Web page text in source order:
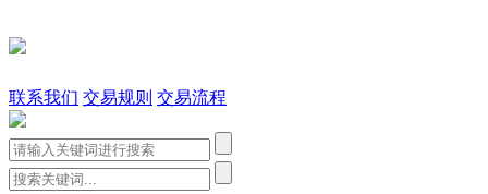
联系我们 交易规则 交易流程